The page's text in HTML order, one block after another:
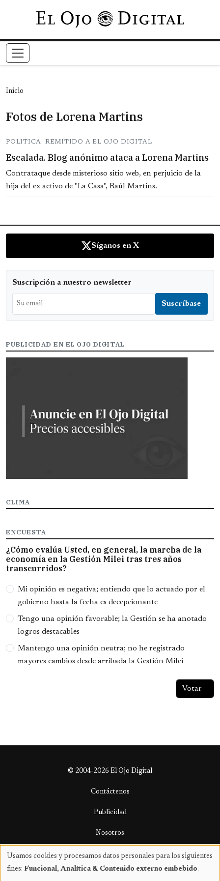
Pasar al contenido principal
Inicio
Fotos de Lorena Martins
POLITICA: REMITIDO A EL OJO DIGITAL
Escalada. Blog anónimo ataca a Lorena Martins
Contrataque desde misterioso sitio web, en perjuicio de la
hija del ex activo de "La Casa", Raúl Martins.
Síganos en X
Suscripción a nuestro newsletter
PUBLICIDAD EN EL OJO DIGITAL
CLIMA
ENCUESTA
¿Cómo evalúa Usted, en general, la marcha de la
economía en la Gestión Milei tras tres años
transcurridos?
Opciones
Mi opinión es negativa; entiendo que lo actuado por el
gobierno hasta la fecha es decepcionante
Tengo una opinión favorable; la Gestión se ha anotado
logros destacables
Mantengo una opinión neutra; no he registrado
mayores cambios desde arribada la Gestión Milei
© 2004-2026 El Ojo Digital
Contáctenos
Publicidad
Nosotros
Términos y condiciones
Uso
Usamos cookies y procesamos datos personales para los siguientes
fines: Funcional, Analítica & Contenido externo embebido.